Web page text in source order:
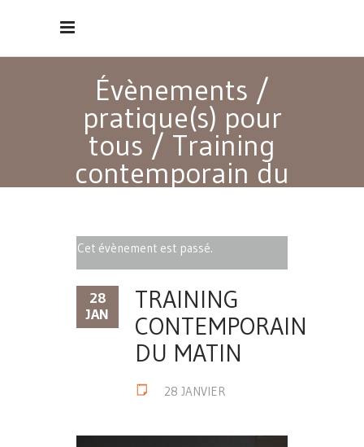
Évènements /
pratique(s) pour
tous / Training
contemporain du
Cet évènement est passé.
28
JAN
TRAINING
CONTEMPORAIN
DU MATIN
28 JANVIER